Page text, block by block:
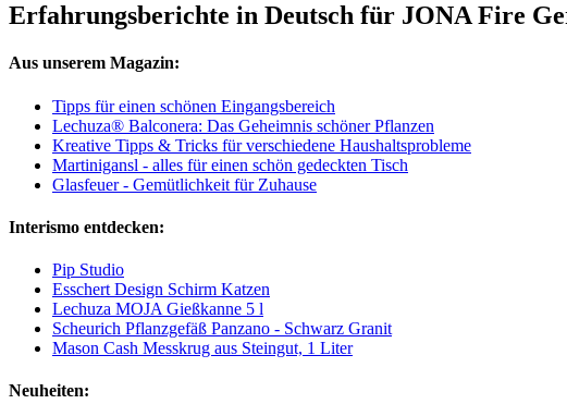
Erfahrungsberichte in Deutsch für JONA Fire
Aus unserem Magazin:
Tipps für einen schönen Eingangsbereich
Lechuza® Balconera: Das Geheimnis schöner Pflanzen
Kreative Tipps & Tricks für verschiedene Haushaltsprobleme
Martinigansl - alles für einen schön gedeckten Tisch
Glasfeuer - Gemütlichkeit für Zuhause
Interismo entdecken:
Pip Studio
Esschert Design Schirm Katzen
Lechuza MOJA Gießkanne 5 l
Scheurich Pflanzgefäß Panzano - Schwarz Granit
Mason Cash Messkrug aus Steingut, 1 Liter
Neuheiten: